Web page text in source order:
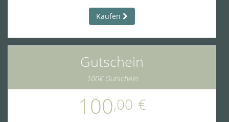
Kaufen
Gutschein
100€ Gutschein
100,00 €